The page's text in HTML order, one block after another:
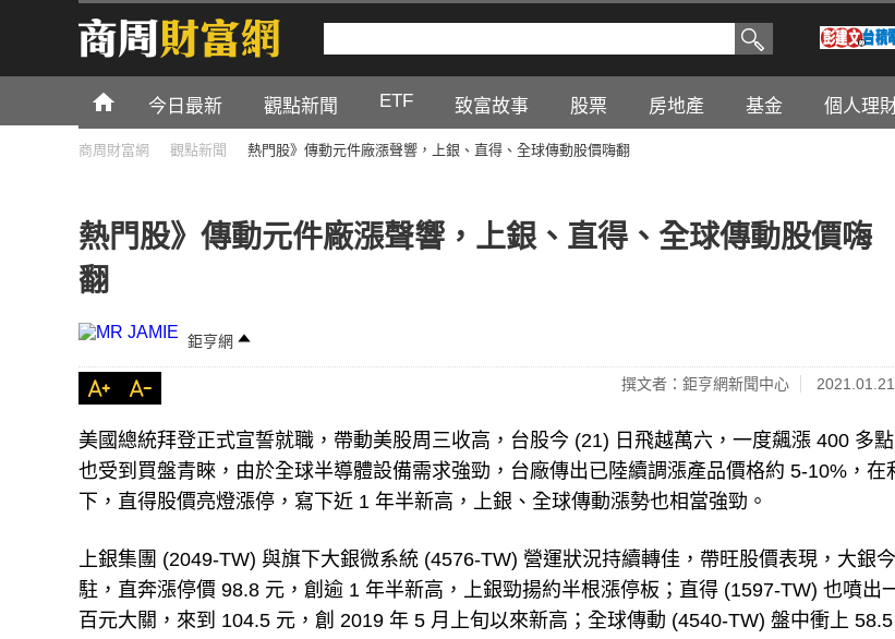
今日最新 觀點新聞 ETF 致富故事 股票 房地產 基金 個人理
商周財富網 觀點新聞 熱門股》傳動元件廠漲聲響，上銀、直得、全球傳動股價嗨翻
熱門股》傳動元件廠漲聲響，上銀、直得、全球傳動股價嗨
翻
鉅亨網
撰文者：鉅亨網新聞中心 2021.01.21
美國總統拜登正式宣誓就職，帶動美股周三收高，台股今 (21) 日飛越萬六，一度飆漲 400 多
也受到買盤青睞，由於全球半導體設備需求強勁，台廠傳出已陸續調漲產品價格約 5-10%，在
下，直得股價亮燈漲停，寫下近 1 年半新高，上銀、全球傳動漲勢也相當強勁。
上銀集團 (2049-TW) 與旗下大銀微系統 (4576-TW) 營運狀況持續轉佳，帶旺股價表現，大銀
駐，直奔漲停價 98.8 元，創逾 1 年半新高，上銀勁揚約半根漲停板；直得 (1597-TW) 也噴出
百元大關，來到 104.5 元，創 2019 年 5 月上旬以來新高；全球傳動 (4540-TW) 盤中衝上